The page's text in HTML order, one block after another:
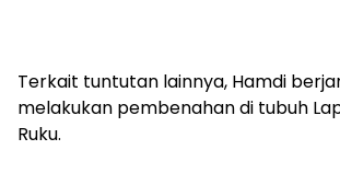
‎‎Terkait tuntutan lainnya, Hamdi
melakukan pembenahan di tubuh
Ruku.